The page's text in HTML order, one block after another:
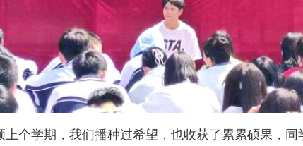
上个学期，我们播种过希望，也收获了累累硕果，